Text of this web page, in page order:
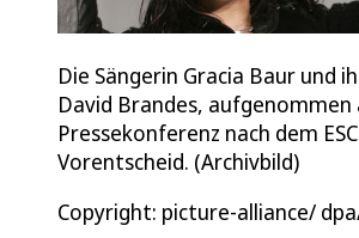
Die Sängerin Gracia Baur und
David Brandes, aufgenommen
Pressekonferenz nach dem
Vorentscheid. (Archivbild)
Copyright: picture-alliance/